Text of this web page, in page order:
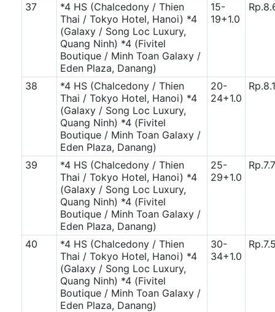
37
*4 HS (Chalcedony / Thien
Thai / Tokyo Hotel, Hanoi) *4
(Galaxy / Song Loc Luxury,
Quang Ninh) *4 (Fivitel
Boutique / Minh Toan Galaxy /
Eden Plaza, Danang)
15-
19+1.0
38
*4 HS (Chalcedony / Thien
Thai / Tokyo Hotel, Hanoi) *4
(Galaxy / Song Loc Luxury,
Quang Ninh) *4 (Fivitel
Boutique / Minh Toan Galaxy /
Eden Plaza, Danang)
20-
24+1.0
39
*4 HS (Chalcedony / Thien
Thai / Tokyo Hotel, Hanoi) *4
(Galaxy / Song Loc Luxury,
Quang Ninh) *4 (Fivitel
Boutique / Minh Toan Galaxy /
Eden Plaza, Danang)
25-
29+1.0
40
*4 HS (Chalcedony / Thien
Thai / Tokyo Hotel, Hanoi) *4
(Galaxy / Song Loc Luxury,
Quang Ninh) *4 (Fivitel
Boutique / Minh Toan Galaxy /
Eden Plaza, Danang)
30-
34+1.0